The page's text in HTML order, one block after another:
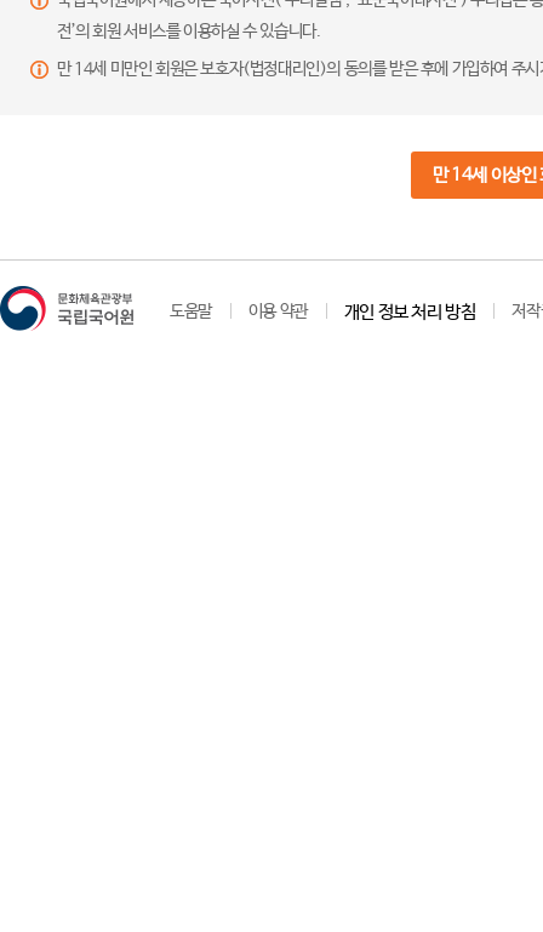
전’의 회원 서비스를 이용하실 수 있습니다.
만 14세 미만인 회원은 보호자(법정대리인)의 동의를 받은 후에 가입하여 주
만 14세 이상인
도움말 이용 약관 개인 정보 처리 방침 저